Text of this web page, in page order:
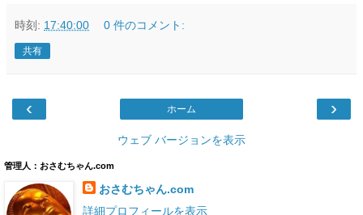
時刻: 17:40:00 0 件のコメント:
共有
‹ ›
ホーム
ウェブ バージョンを表示
管理人：おさむちゃん.com
おさむちゃん.com
詳細プロフィールを表示